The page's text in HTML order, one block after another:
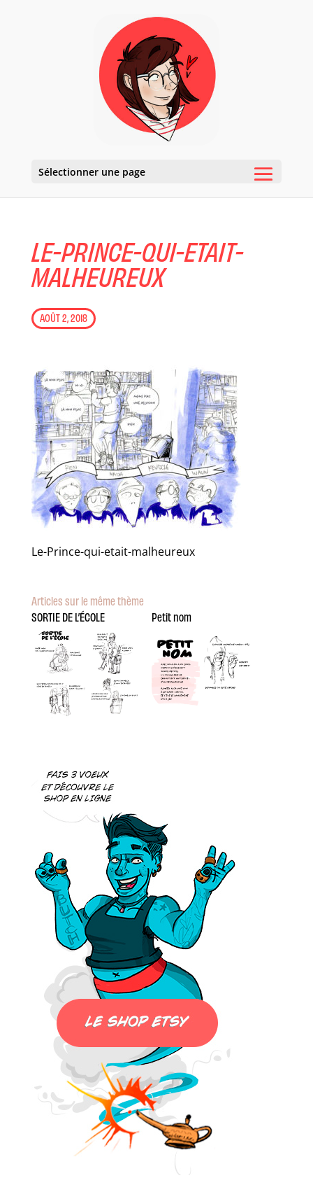
Sélectionner une page
LE-PRINCE-QUI-ETAIT-
MALHEUREUX
AOÛT 2, 2018
Le-Prince-qui-etait-malheureux
Articles sur le même thème
SORTIE DE L’ÉCOLE
Petit nom